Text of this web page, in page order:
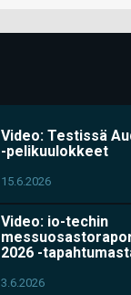
Video: Testissä
-pelikuulokkeet
15.6.2026
Video: io-techin
2026 -
3.6.2026